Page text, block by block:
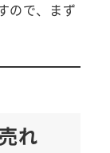
ので、まず
れ